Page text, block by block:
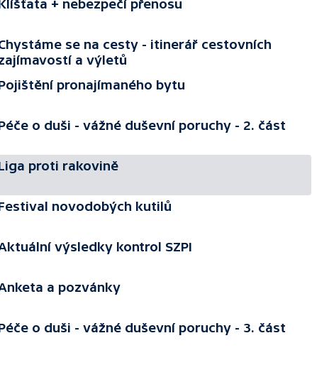
+ nebezpečí přenosu
se na cesty - itinerář cestovních
a výletů
pronajímaného bytu
o duši - vážné duševní poruchy - 2. část
proti rakovině
novodobých kutilů
výsledky kontrol SZPI
a pozvánky
o duši - vážné duševní poruchy - 3. část